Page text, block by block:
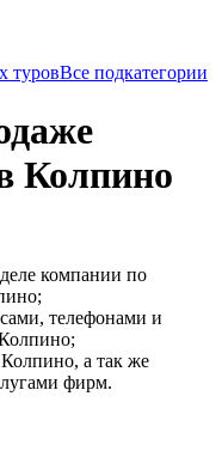
туровВсе подкатегории
Колпино
компании по
телефонами и
а так же
фирм.